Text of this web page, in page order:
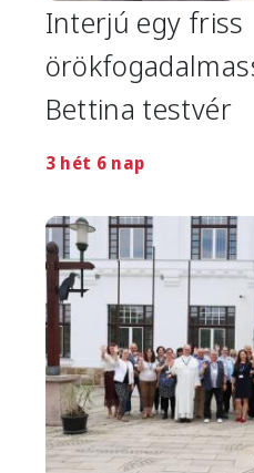
Interjú egy friss
Bettina testvér
3 hét 6 nap
Image